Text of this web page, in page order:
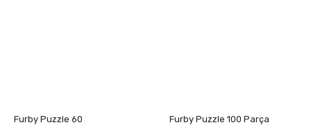
Furby Puzzle 60 Furby Puzzle 100 Parça